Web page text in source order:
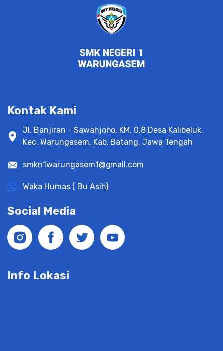
Kontak Kami
Jl. Banjiran - Sawahjoho, KM. 0,8 Desa Kalibeluk,
Kec. Warungasem, Kab. Batang, Jawa Tengah
smkn1warungasem1@gmail.com
Waka Humas ( Bu Asih)
Social Media
Info Lokasi